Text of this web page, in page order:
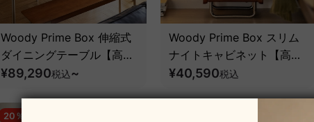
Woody Prime Box 伸縮式
ダイニングテーブル【高級
天然ツゲ材】
¥89,290税込~
Woody Prime Box スリム
ナイトキャビネット【高級
天然ツゲ材】
¥40,590税込
20％OFF